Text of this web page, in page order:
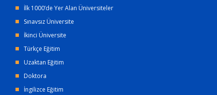
İlk 1000’de Yer Alan Üniversiteler
Sınavsız Üniversite
İkinci Üniversite
Türkçe Eğitim
Uzaktan Eğitim
Doktora
İngilizce Eğitim